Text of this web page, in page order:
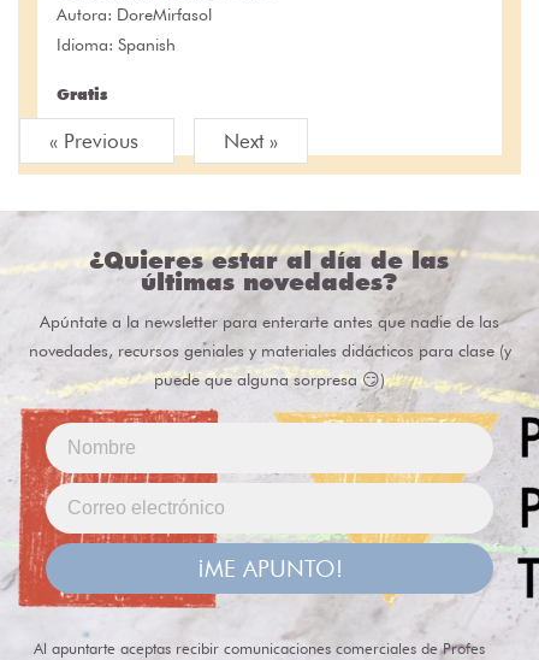
Autora: DoreMirfasol
Idioma: Spanish
Gratis
« Previous Next »
¿Quieres estar al día de las
últimas novedades?
Apúntate a la newsletter para enterarte antes que nadie de las
novedades, recursos geniales y materiales didácticos para clase (y
puede que alguna sorpresa 😏)
¡ME APUNTO!
Al apuntarte aceptas recibir comunicaciones comerciales de Profes